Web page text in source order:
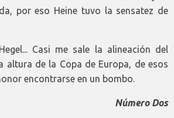
por eso Heine tuvo la sensatez de
Casi me sale la alineación del
altura de la Copa de Europa, de esos
encontrarse en un bombo.
Número Dos